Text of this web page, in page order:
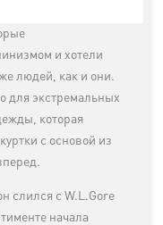
и хотели
людей, как и они.
для экстремальных
которая
с основой из
слился с W.L.Gore
начала